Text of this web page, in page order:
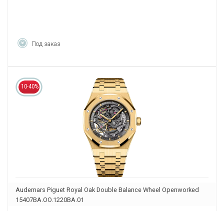
Под заказ
10-40%
Audemars Piguet Royal Oak Double Balance Wheel Openworked
15407BA.OO.1220BA.01